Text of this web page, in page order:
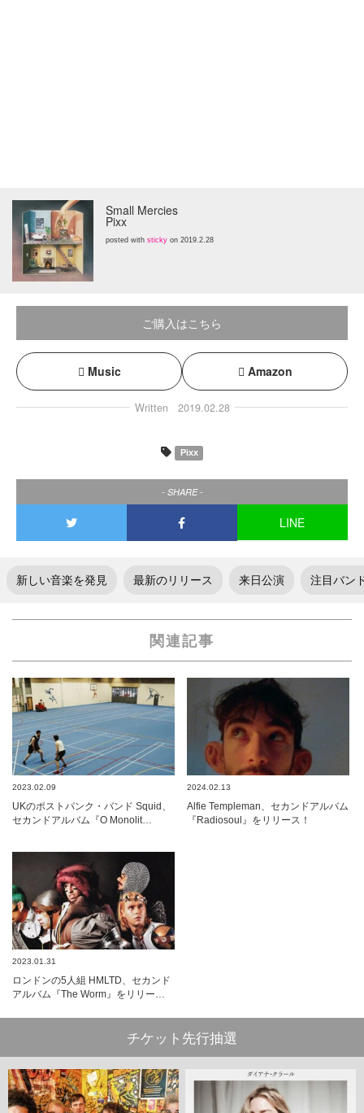
Small Mercies
Pixx
posted with sticky on 2019.2.28
ご購入はこちら
Music Amazon
Written 2019.02.28
Pixx
- SHARE -
LINE
新しい音楽を発見 最新のリリース 来日公演 注目バン
関連記事
2023.02.09
UKのポストパンク・バンド Squid、
セカンドアルバム『O Monolit…
2024.02.13
Alfie Templeman、セカンドアルバム
『Radiosoul』をリリース！
2023.01.31
ロンドンの5人組 HMLTD、セカンド
アルバム『The Worm』をリリー…
チケット先行抽選